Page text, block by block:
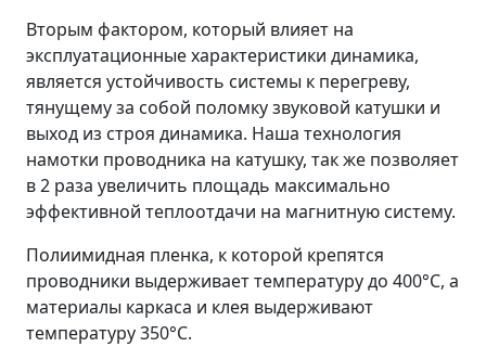
Вторым фактором, который влияет на
эксплуатационные характеристики динамика,
является устойчивость системы к перегреву,
тянущему за собой поломку звуковой катушки и
выход из строя динамика. Наша технология
намотки проводника на катушку, так же позволяет
в 2 раза увеличить площадь максимально
эффективной теплоотдачи на магнитную систему.
Полиимидная пленка, к которой крепятся
проводники выдерживает температуру до 400°C, а
материалы каркаса и клея выдерживают
температуру 350°C.